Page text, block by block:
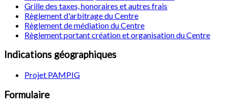
Grille des taxes, honoraires et autres frais
Règlement d'arbitrage du Centre
Règlement de médiation du Centre
Règlement portant création et organisation du Centre
Indications géographiques
Projet PAMPIG
Formulaire